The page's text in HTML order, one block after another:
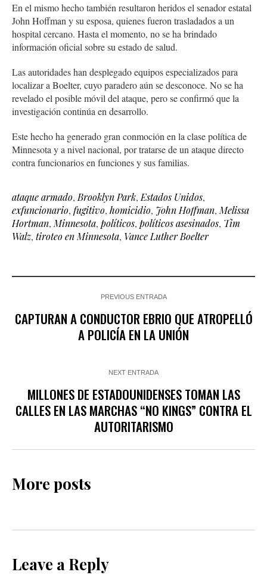
En el mismo hecho también resultaron heridos el senador estatal
John Hoffman y su esposa, quienes fueron trasladados a un
hospital cercano. Hasta el momento, no se ha brindado
información oficial sobre su estado de salud.
Las autoridades han desplegado equipos especializados para
localizar a Boelter, cuyo paradero aún se desconoce. No se ha
revelado el posible móvil del ataque, pero se confirmó que la
investigación continúa en desarrollo.
Este hecho ha generado gran conmoción en la clase política de
Minnesota y a nivel nacional, por tratarse de un ataque directo
contra funcionarios en funciones y sus familias.
ataque armado, Brooklyn Park, Estados Unidos,
exfuncionario, fugitivo, homicidio, John Hoffman, Melissa
Hortman, Minnesota, políticos, políticos asesinados, Tim
Walz, tiroteo en Minnesota, Vance Luther Boelter
PREVIOUS ENTRADA
CAPTURAN A CONDUCTOR EBRIO QUE ATROPELLÓ
A POLICÍA EN LA UNIÓN
NEXT ENTRADA
MILLONES DE ESTADOUNIDENSES TOMAN LAS
CALLES EN LAS MARCHAS “NO KINGS” CONTRA EL
AUTORITARISMO
More posts
Leave a Reply